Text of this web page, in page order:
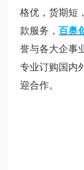
格优，货期短
款服务，百奥
誉与各大企事
专业订购国内
迎合作。